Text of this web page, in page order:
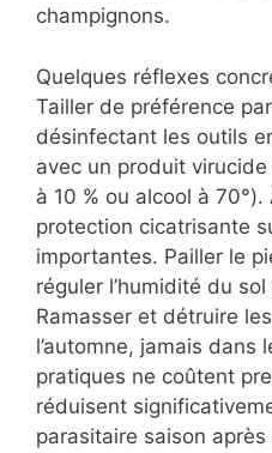
champignons.
Quelques réflexes
Tailler de préférence
désinfectant les outils
avec un produit
à 10 % ou alcool à
protection cicatrisante
importantes. Pailler le
réguler l’humidité du sol
Ramasser et détruire
l’automne, jamais dans
pratiques ne coûtent
réduisent
parasitaire saison après